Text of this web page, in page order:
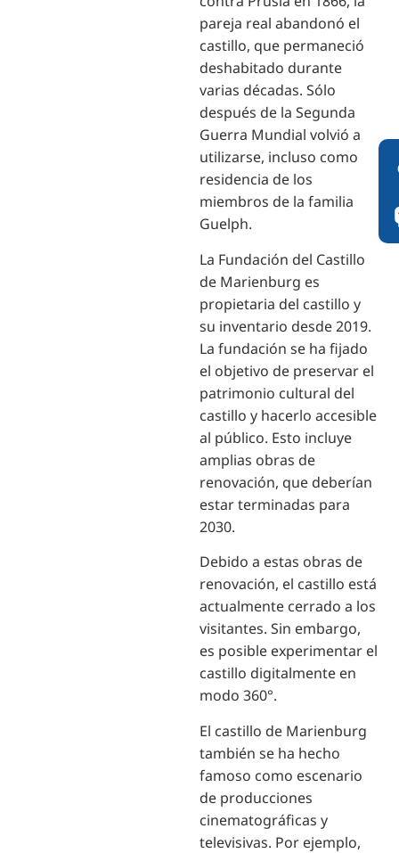
pareja real abandonó el
castillo, que permaneció
deshabitado durante
varias décadas. Sólo
después de la Segunda
Guerra Mundial volvió a
utilizarse, incluso como
residencia de los
miembros de la familia
Guelph.
La Fundación del Castillo
de Marienburg es
propietaria del castillo y
su inventario desde 2019.
La fundación se ha fijado
el objetivo de preservar el
patrimonio cultural del
castillo y hacerlo accesible
al público. Esto incluye
amplias obras de
renovación, que deberían
estar terminadas para
2030.
Debido a estas obras de
renovación, el castillo está
actualmente cerrado a los
visitantes. Sin embargo,
es posible experimentar el
castillo digitalmente en
modo 360°.
El castillo de Marienburg
también se ha hecho
famoso como escenario
de producciones
cinematográficas y
televisivas. Por ejemplo,